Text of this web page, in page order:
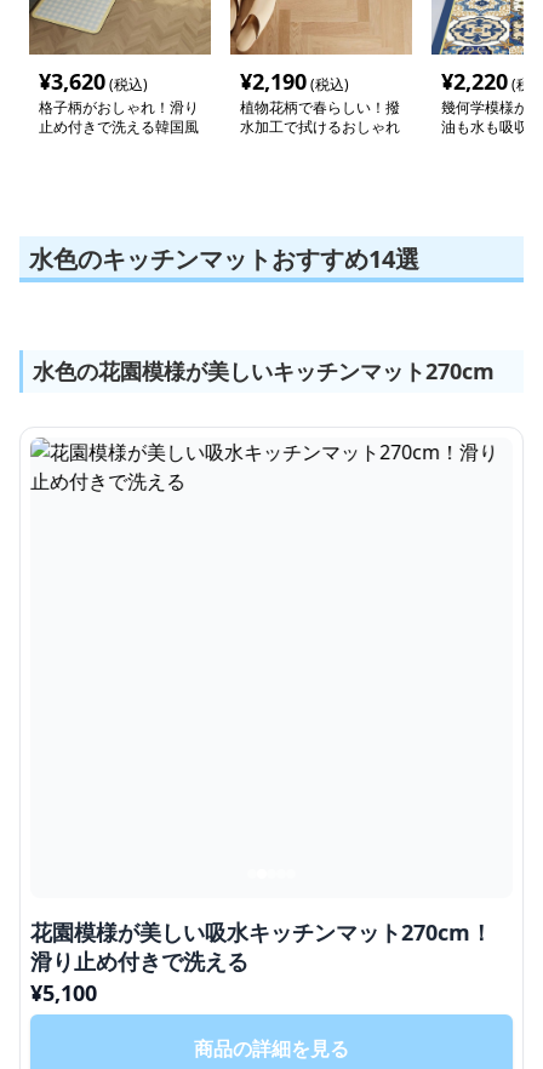
¥3,620(税込)
格子柄がおしゃれ！滑り
止め付きで洗える韓国風
¥2,190(税込)
植物花柄で春らしい！撥
水加工で拭けるおしゃれ
¥2,220(税
幾何学模様が
油も水も吸収
水色のキッチンマットおすすめ14選
水色の花園模様が美しいキッチンマット270cm
花園模様が美しい吸水キッチンマット270cm！
滑り止め付きで洗える
¥5,100
商品の詳細を見る